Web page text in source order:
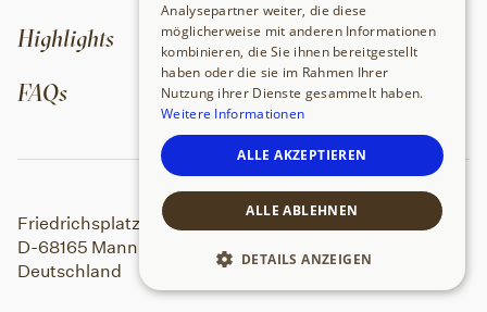
Highlights
FAQs
Friedrichsplatz 19
D-68165 Mannheim
Deutschland
Analysepartner weiter, die diese
möglicherweise mit anderen Informationen
kombinieren, die Sie ihnen bereitgestellt
haben oder die sie im Rahmen Ihrer
Nutzung ihrer Dienste gesammelt haben.
Weitere Informationen
ALLE AKZEPTIEREN
ALLE ABLEHNEN
DETAILS ANZEIGEN